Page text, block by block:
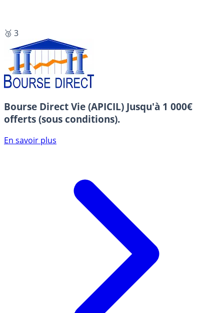
🥉 3
Bourse Direct Vie (APICIL) Jusqu'à 1 000€
offerts (sous conditions).
En savoir plus